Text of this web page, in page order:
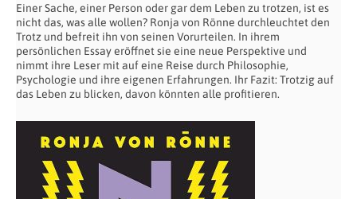
Einer Sache, einer Person oder gar dem Leben zu trotzen, ist es
nicht das, was alle wollen? Ronja von Rönne durchleuchtet den
Trotz und befreit ihn von seinen Vorurteilen. In ihrem
persönlichen Essay eröffnet sie eine neue Perspektive und
nimmt ihre Leser mit auf eine Reise durch Philosophie,
Psychologie und ihre eigenen Erfahrungen. Ihr Fazit: Trotzig auf
das Leben zu blicken, davon könnten alle profitieren.